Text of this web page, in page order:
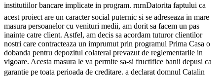
institutiilor bancare implicate in program. rnrnDatorita faptului ca
acest proiect are un caracter social puternic si se adreseaza in mare
masura persoanelor cu venituri medii, am dorit sa facem un pas
inainte catre client. Astfel, am decis sa acordam tuturor clientilor
nostri care contracteaza un imprumut prin programul Prima Casa o
dobanda pentru depozitul colateral prevazut de reglementarile in
vigoare. Acesta masura le va permite sa-si fructifice banii depusi ca
garantie pe toata perioada de creditare. a declarat domnul Catalin